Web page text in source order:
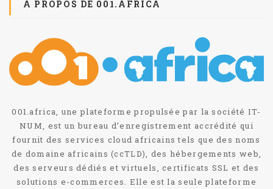
A PROPOS DE 001.AFRICA
001.africa, une plateforme propulsée par la société IT-
NUM, est un bureau d’enregistrement accrédité qui
fournit des services cloud africains tels que des noms
de domaine africains (ccTLD), des hébergements web,
des serveurs dédiés et virtuels, certificats SSL et des
solutions e-commerces. Elle est la seule plateforme